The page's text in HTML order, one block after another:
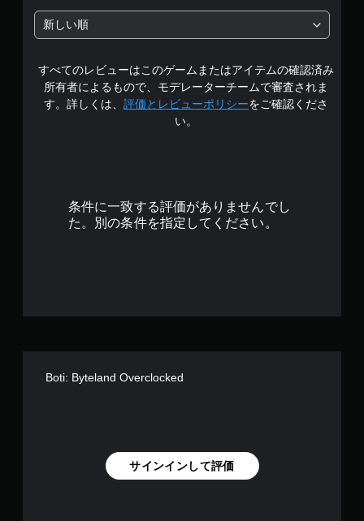
階
中
の
3
新しい順
すべてのレビューはこのゲームまたはアイテムの確認済み
所有者によるもので、モデレーターチームで審査されま
す。詳しくは、 評価とレビューポリシーをご確認くださ
い。
条件に一致する評価がありませんでし
た。別の条件を指定してください。
Boti: Byteland Overclocked
サインインして評価